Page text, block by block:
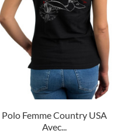
Polo Femme Country USA
Avec...